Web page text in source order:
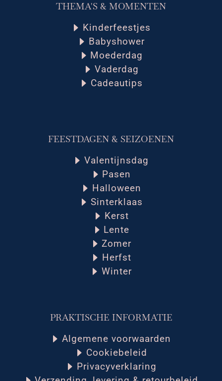
THEMA'S & MOMENTEN
Kinderfeestjes
Babyshower
Moederdag
Vaderdag
Cadeautips
FEESTDAGEN & SEIZOENEN
Valentijnsdag
Pasen
Halloween
Sinterklaas
Kerst
Lente
Zomer
Herfst
Winter
PRAKTISCHE INFORMATIE
Algemene voorwaarden
Cookiebeleid
Privacyverklaring